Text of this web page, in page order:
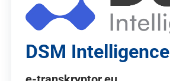
DSM Intelligence